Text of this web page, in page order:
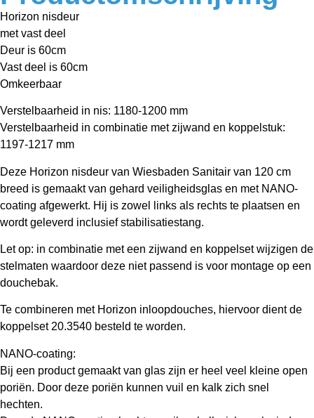
Horizon nisdeur
met vast deel
Deur is 60cm
Vast deel is 60cm
Omkeerbaar
Verstelbaarheid in nis: 1180-1200 mm
Verstelbaarheid in combinatie met zijwand en koppelstuk:
1197-1217 mm
Deze Horizon nisdeur van Wiesbaden Sanitair van 120 cm
breed is gemaakt van gehard veiligheidsglas en met NANO-
coating afgewerkt. Hij is zowel links als rechts te plaatsen en
wordt geleverd inclusief stabilisatiestang.
Let op: in combinatie met een zijwand en koppelset wijzigen de
stelmaten waardoor deze niet passend is voor montage op een
douchebak.
Te combineren met Horizon inloopdouches, hiervoor dient de
koppelset 20.3540 besteld te worden.
NANO-coating:
Bij een product gemaakt van glas zijn er heel veel kleine open
poriën. Door deze poriën kunnen vuil en kalk zich snel
hechten.